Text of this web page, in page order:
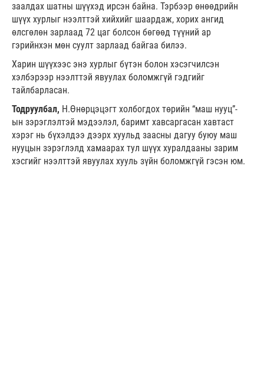
заалдах шатны шүүхэд ирсэн байна. Тэрбээр өнөөдрийн
шүүх хурлыг нээлттэй хийхийг шаардаж, хорих ангид
өлсгөлөн зарлаад 72 цаг болсон бөгөөд түүний ар
гэрийнхэн мөн суулт зарлаад байгаа билээ.
Харин шүүхээс энэ хурлыг бүтэн болон хэсэгчилсэн
хэлбэрээр нээлттэй явуулах боломжгүй гэдгийг
тайлбарласан.
Тодруулбал, Н.Өнөрцэцэгт холбогдох төрийн “маш нууц”-
ын зэрэглэлтэй мэдээлэл, баримт хавсаргасан хавтаст
хэрэг нь бүхэлдээ дээрх хуульд заасны дагуу буюу маш
нууцын зэрэглэлд хамаарах тул шүүх хуралдааны зарим
хэсгийг нээлттэй явуулах хууль зүйн боломжгүй гэсэн юм.